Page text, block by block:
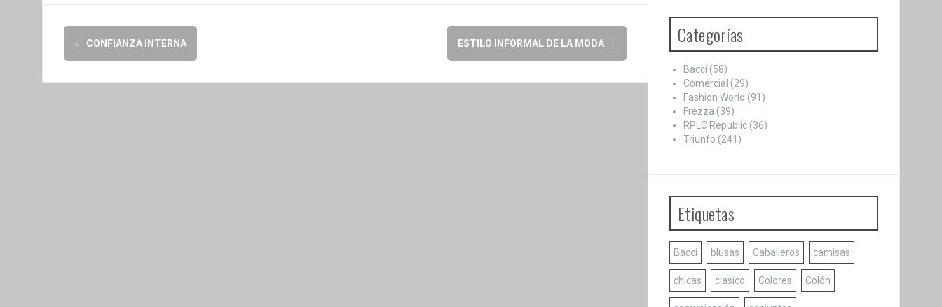
N
a
← CONFIANZA INTERNA ESTILO INFORMAL DE LA MODA → Categorías
Bacci (58)
Comercial (29)
Fashion World (91)
Frezza (39)
RPLC Republic(36)
Triunfo (241)
Etiquetas
Bacci blusas Caballeros camisas
chicas clasico Colores Colón